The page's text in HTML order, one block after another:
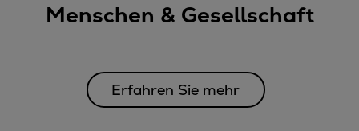
Menschen & Gesellschaft
Erfahren Sie mehr